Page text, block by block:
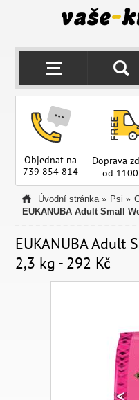
Objednat na
739 854 814
Doprava
od
Úvodní stránka » Psi »
EUKANUBA Adult Small
EUKANUBA Adult
2,3 kg - 292 Kč